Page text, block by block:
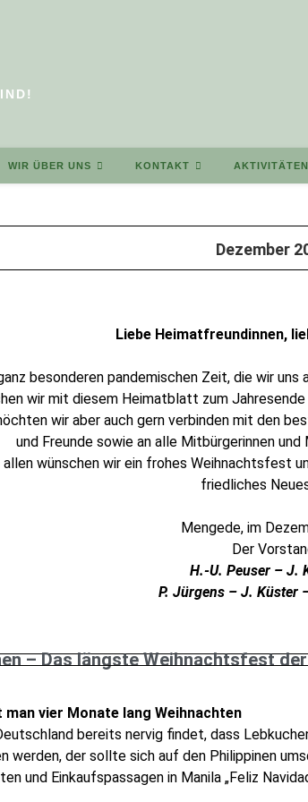
WIR ÜBER UNS KONTAKT AKTIVITÄTEN
Dezember
Liebe Heimatfreundinnen,
besonderen pandemischen Zeit, die wir
wir mit diesem Heimatblatt zum
wir aber auch gern verbinden mit den
und Freunde sowie an alle Mitbürgerinnen
allen wünschen wir ein frohes Weihnachtsfest
friedliches
Mengede, im
Der
H.-U. Peuser – J.
P. Jürgens – J. Küster
– Das längste Weihnachtsfest
vier Monate lang Weihnachten
bereits nervig findet, dass
werden, der sollte sich auf den Philippinen
und Einkaufspassagen in Manila „Feliz